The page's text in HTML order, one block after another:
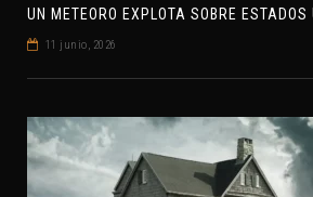
11 junio, 2026